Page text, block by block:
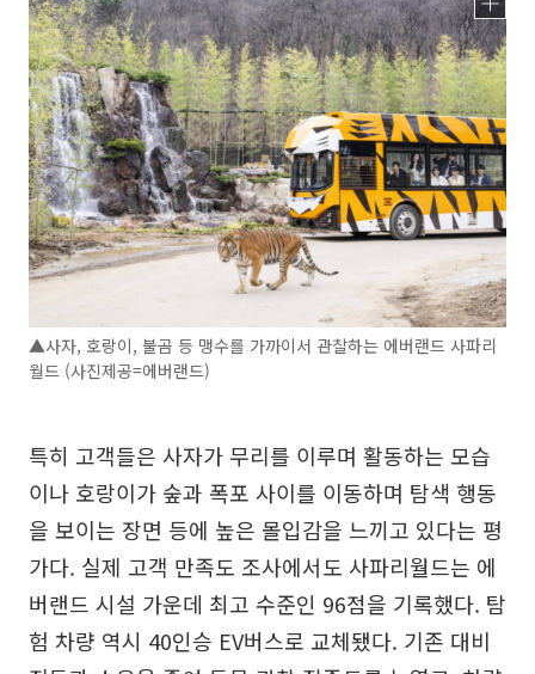
▲사자, 호랑이, 불곰 등 맹수를 가까이서 관찰하는 에버랜드 사파리
월드 (사진제공=에버랜드)
특히 고객들은 사자가 무리를 이루며 활동하는 모습
이나 호랑이가 숲과 폭포 사이를 이동하며 탐색 행동
을 보이는 장면 등에 높은 몰입감을 느끼고 있다는 평
가다. 실제 고객 만족도 조사에서도 사파리월드는 에
버랜드 시설 가운데 최고 수준인 96점을 기록했다. 탐
험 차량 역시 40인승 EV버스로 교체됐다. 기존 대비